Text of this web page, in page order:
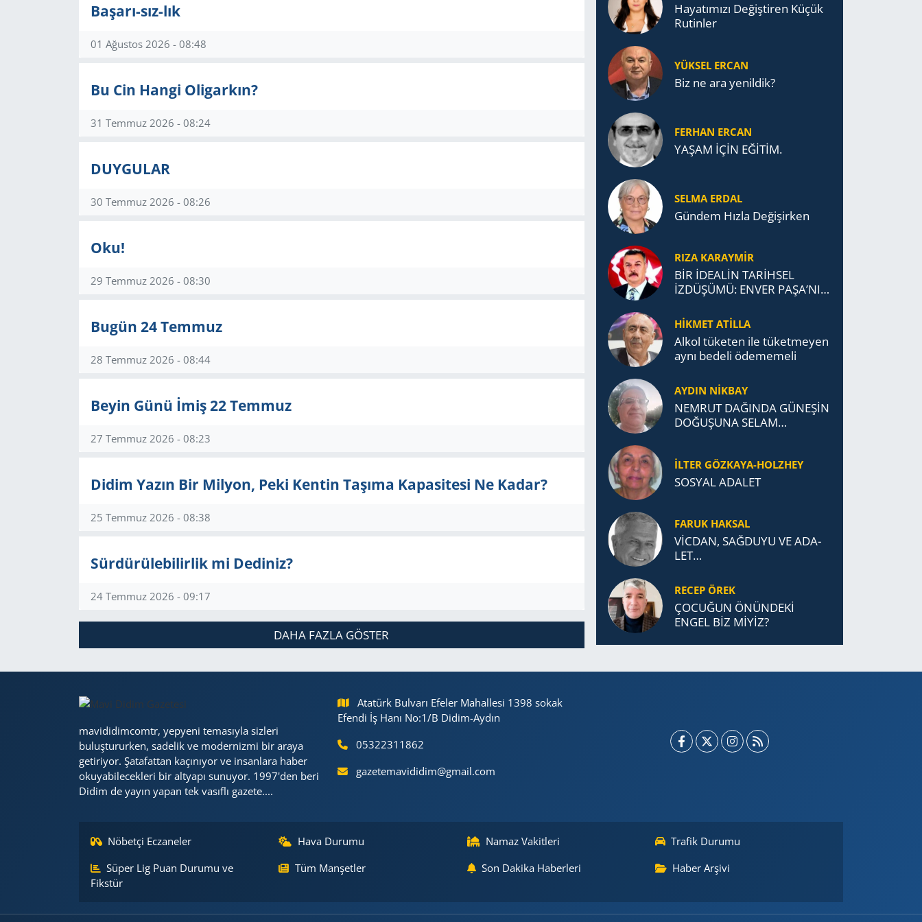
Başarı-sız-lık
01 Ağustos 2026 - 08:48
Bu Cin Hangi Oligarkın?
31 Temmuz 2026 - 08:24
DUYGULAR
30 Temmuz 2026 - 08:26
Oku!
29 Temmuz 2026 - 08:30
Bugün 24 Temmuz
28 Temmuz 2026 - 08:44
Beyin Günü İmiş 22 Temmuz
27 Temmuz 2026 - 08:23
Didim Yazın Bir Milyon, Peki Kentin Taşıma Kapasitesi Ne Kadar?
25 Temmuz 2026 - 08:38
Sürdürülebilirlik mi Dediniz?
24 Temmuz 2026 - 09:17
DAHA FAZLA GÖSTER
Ha­ya­tı­mı­zı De­ğiş­ti­ren Küçük
Ru­tin­ler
YÜKSEL ERCAN
Biz ne ara yenildik?
FERHAN ERCAN
YAŞAM İÇİN EĞİTİM.
SELMA ERDAL
Gündem Hızla Değişirken
RIZA KARAYMIR
BİR İDEALİN TARİHSEL
İZDÜŞÜMÜ: ENVER PAŞA’NIN
TÜRK DEVLETLERİ
TEŞKİLATI’NA UZANAN
MİRASI
HİKMET ATİLLA
Alkol tü­ke­ten ile tü­ket­me­yen
aynı be­de­li öde­me­me­li
AYDIN NİKBAY
NEMRUT DAĞINDA GÜNEŞİN
DOĞUŞUNA SELAM
İLTER GÖZKAYA-HOLZHEY
SOSYAL ADALET
FARUK HAKSAL
VİCDAN, SAĞ­DU­YU VE ADA­
LET…
RECEP ÖREK
ÇOCUĞUN ÖNÜNDEKİ
ENGEL BİZ MİYİZ?
mavididimcomtr, yepyeni temasıyla sizleri
buluştururken, sadelik ve modernizmi bir araya
getiriyor. Şatafattan kaçınıyor ve insanlara haber
okuyabilecekleri bir altyapı sunuyor. 1997'den beri
Didim de yayın yapan tek vasıflı gazete....
Atatürk Bulvarı Efeler Mahallesi 1398 sokak
Efendi İş Hanı No:1/B Didim-Aydın
05322311862
gazetemavididim@gmail.com
Nöbetçi Eczaneler Hava Durumu Namaz Vakitleri
Trafik Durumu
Süper Lig Puan Durumu ve
Fikstür
Tüm Manşetler Son Dakika Haberleri Haber Arşivi